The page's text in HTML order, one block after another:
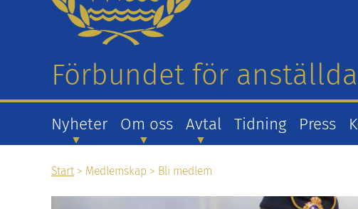
Förbundet för
Nyheter Om oss Avtal Tidning Press
Start > Medlemskap > Bli medlem